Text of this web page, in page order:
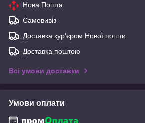
Нова Пошта
Самовивіз
Доставка кур'єром Нової пошти
Доставка поштою
Всі умови доставки
Умови оплати